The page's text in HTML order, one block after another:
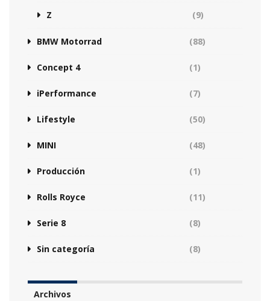
Z (9)
BMW Motorrad (88)
Concept 4 (1)
iPerformance (7)
Lifestyle (50)
MINI (48)
Producción (1)
Rolls Royce (11)
Serie 8 (8)
Sin categoría (8)
Archivos